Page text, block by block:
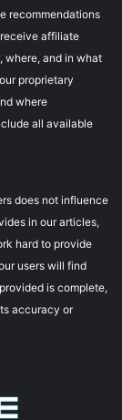
recommendations
affiliate
where, and in what
proprietary
where
all available
does not influence
in our articles,
hard to provide
users will find
is complete,
accuracy or